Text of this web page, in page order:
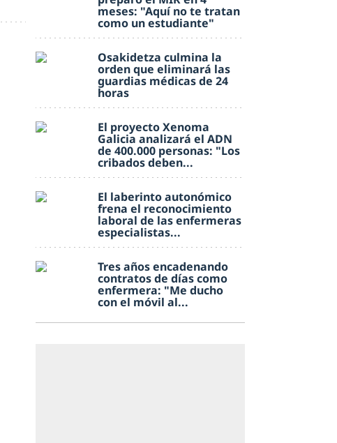
meses: "Aquí no te tratan
como un estudiante"
Osakidetza culmina la
orden que eliminará las
guardias médicas de 24
horas
El proyecto Xenoma
Galicia analizará el ADN
de 400.000 personas: "Los
cribados deben...
El laberinto autonómico
frena el reconocimiento
laboral de las enfermeras
especialistas...
Tres años encadenando
contratos de días como
enfermera: "Me ducho
con el móvil al...